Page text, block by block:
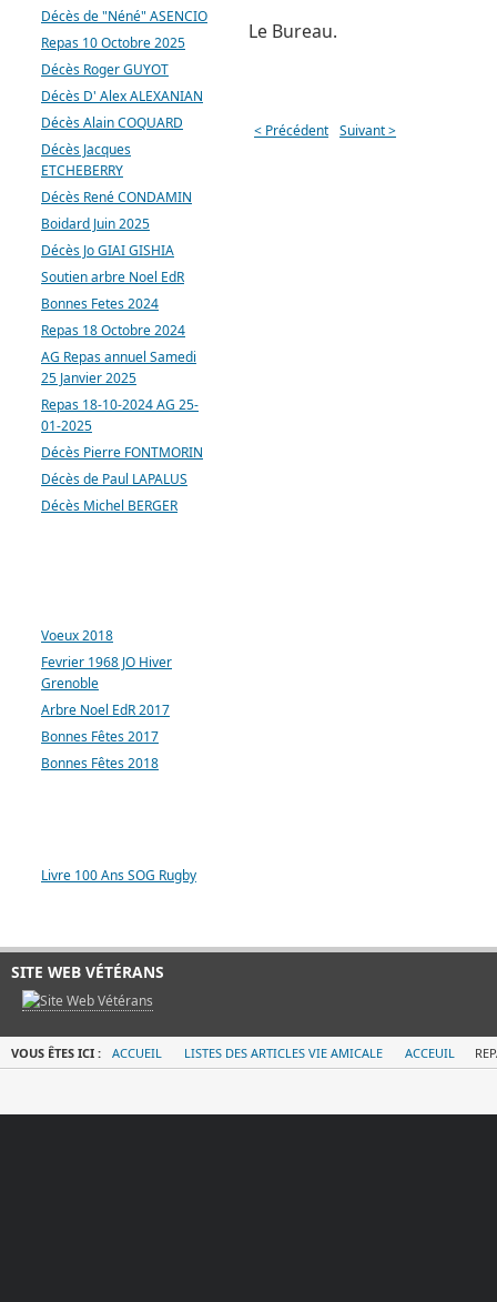
Le Bureau.
< Précédent Suivant >
Décès de "Néné" ASENCIO
Repas 10 Octobre 2025
Décès Roger GUYOT
Décès D' Alex ALEXANIAN
Décès Alain COQUARD
Décès Jacques
ETCHEBERRY
Décès René CONDAMIN
Boidard Juin 2025
Décès Jo GIAI GISHIA
Soutien arbre Noel EdR
Bonnes Fetes 2024
Repas 18 Octobre 2024
AG Repas annuel Samedi
25 Janvier 2025
Repas 18-10-2024 AG 25-
01-2025
Décès Pierre FONTMORIN
Décès de Paul LAPALUS
Décès Michel BERGER
Voeux 2018
Fevrier 1968 JO Hiver
Grenoble
Arbre Noel EdR 2017
Bonnes Fêtes 2017
Bonnes Fêtes 2018
Livre 100 Ans SOG Rugby
SITE WEB VÉTÉRANS
VOUS ÊTES ICI : ACCUEIL LISTES DES ARTICLES VIE AMICALE ACCEUIL